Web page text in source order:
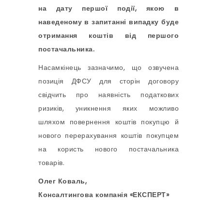
на дату першої події, якою в
наведеному в запитанні випадку буде
отримання коштів від першого
постачальника.
Насамкінець зазначимо, що озвучена
позиція ДФСУ для сторін договору
свідчить про наявність податкових
ризиків, уникнення яких можливо
шляхом повернення коштів покупцю й
нового перерахування коштів покупцем
на користь нового постачальника
товарів.
Олег Коваль,
Консалтингова компанія «ЕКСПЕРТ»